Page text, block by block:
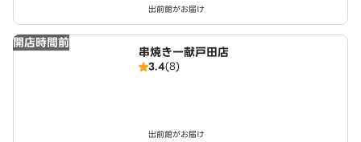
出前館がお届け
開店時間前
串焼き一献戸田店
3.4(8)
出前館がお届け